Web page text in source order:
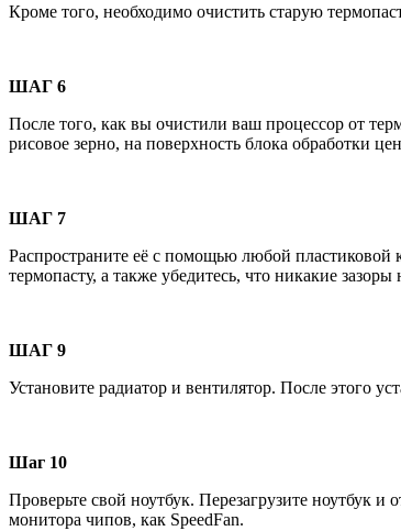
Кроме того, необходимо очистить старую
ШАГ 6
После того, как вы очистили ваш процессор от
рисовое зерно, на поверхность блока обработки
ШАГ 7
Распространите её с помощью любой пластиковой
термопасту, а также убедитесь, что никакие
ШАГ 9
Установите радиатор и вентилятор. После этого
Шаг 10
Проверьте свой ноутбук. Перезагрузите ноутбук
монитора чипов, как SpeedFan.